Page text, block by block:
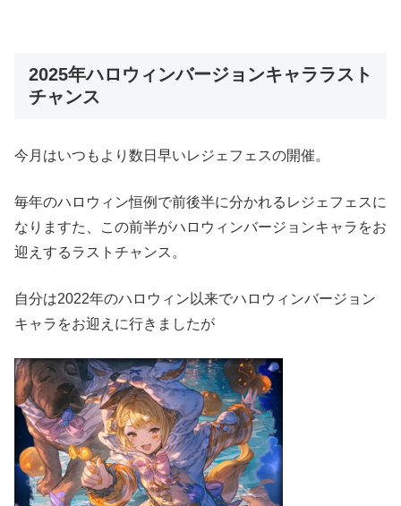
2025年ハロウィンバージョンキャララスト
チャンス
今月はいつもより数日早いレジェフェスの開催。
毎年のハロウィン恒例で前後半に分かれるレジェフェスに
なりますた、この前半がハロウィンバージョンキャラをお
迎えするラストチャンス。
自分は2022年のハロウィン以来でハロウィンバージョン
キャラをお迎えに行きましたが